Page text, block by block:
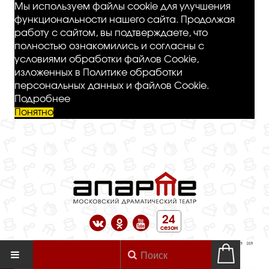
Мы используем файлы cookie для улучшения
функциональности нашего сайта. Продолжая
работу с сайтом, вы подтверждаете, что
полностью ознакомились и согласны с
условиями обработки файлов Cookie,
изложенных в Политике обработки
персональных данных и файлов Cookie.
Подробнее
Понятно
24
сезон